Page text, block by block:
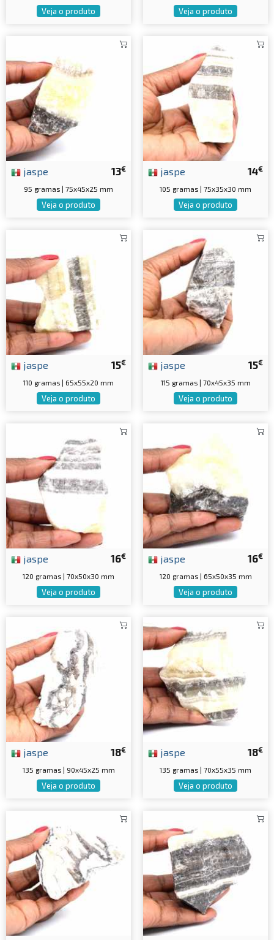
Veja o produto Veja o produto
13€
jaspe
95 gramas | 75x45x25 mm
Veja o produto
14€
jaspe
105 gramas | 75x35x30 mm
Veja o produto
15€
jaspe
110 gramas | 65x55x20 mm
Veja o produto
15€
jaspe
115 gramas | 70x45x35 mm
Veja o produto
16€
jaspe
120 gramas | 70x50x30 mm
Veja o produto
16€
jaspe
120 gramas | 65x50x35 mm
Veja o produto
18€
jaspe
135 gramas | 90x45x25 mm
Veja o produto
18€
jaspe
135 gramas | 70x55x35 mm
Veja o produto